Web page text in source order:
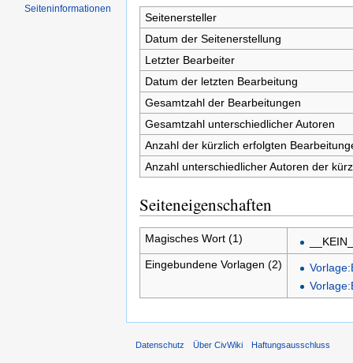
Seitenersteller
Datum der Seitenerstellung
Letzter Bearbeiter
Datum der letzten Bearbeitung
Gesamtzahl der Bearbeitungen
Gesamtzahl unterschiedlicher Autoren
Anzahl der kürzlich erfolgten
Anzahl unterschiedlicher Autoren der
Seiteneigenschaften
Magisches Wort (1)
Eingebundene Vorlagen (2)
Seiten­informationen
Datenschutz Über CivWiki Haftungsausschluss